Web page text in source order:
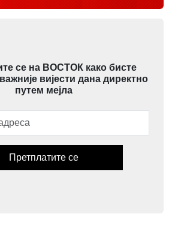
се на ВОСТОК како бисте
вијести дана директно
путем мејла
Претплатите се